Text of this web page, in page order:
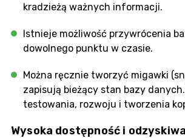
kradzieżą ważnych informacji.
Istnieje możliwość przywrócenia
dowolnego punktu w czasie.
Można ręcznie tworzyć migawki
zapisują bieżący stan bazy
testowania, rozwoju i tworzenia
Wysoka dostępność i